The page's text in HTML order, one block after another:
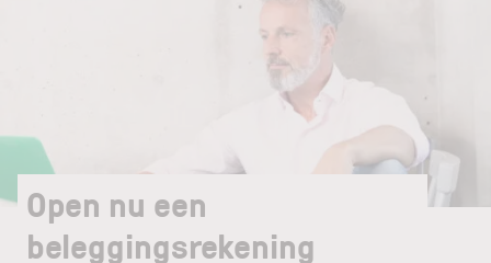
Open nu een
beleggingsrekening